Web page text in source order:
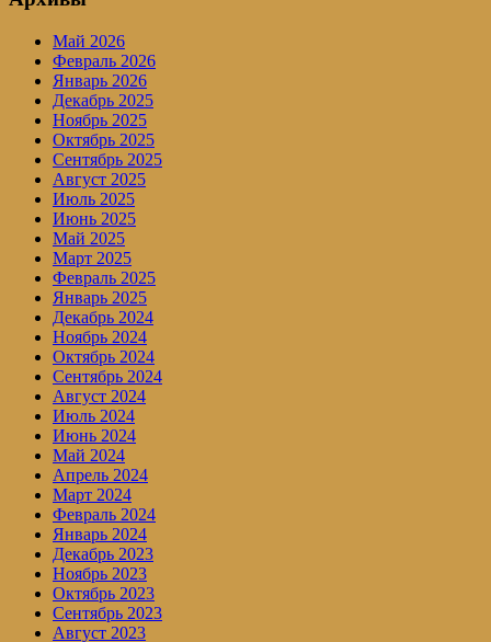
Май 2026
Февраль 2026
Январь 2026
Декабрь 2025
Ноябрь 2025
Октябрь 2025
Сентябрь 2025
Август 2025
Июль 2025
Июнь 2025
Май 2025
Март 2025
Февраль 2025
Январь 2025
Декабрь 2024
Ноябрь 2024
Октябрь 2024
Сентябрь 2024
Август 2024
Июль 2024
Июнь 2024
Май 2024
Апрель 2024
Март 2024
Февраль 2024
Январь 2024
Декабрь 2023
Ноябрь 2023
Октябрь 2023
Сентябрь 2023
Август 2023